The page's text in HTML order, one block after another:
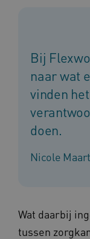
Bij
naar wat
vinden
doen.
Nicole
Wat daarbij
tussen